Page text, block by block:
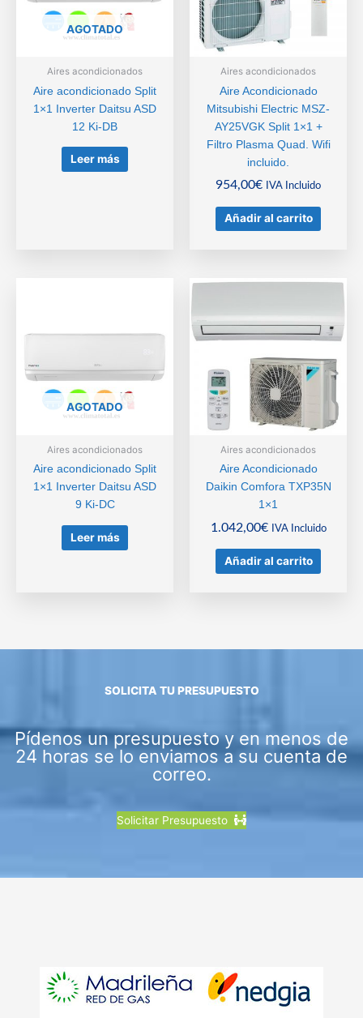
AGOTADO
Aires acondicionados
Aire acondicionado Split
1×1 Inverter Daitsu ASD
12 Ki-DB
Leer más
Aires acondicionados
Aire Acondicionado
Mitsubishi Electric MSZ-
AY25VGK Split 1×1 +
Filtro Plasma Quad. Wifi
incluido.
954,00€ IVA Incluido
Añadir al carrito
AGOTADO
Aires acondicionados
Aire acondicionado Split
1×1 Inverter Daitsu ASD
9 Ki-DC
Leer más
Aires acondicionados
Aire Acondicionado
Daikin Comfora TXP35N
1×1
1.042,00€ IVA Incluido
Añadir al carrito
SOLICITA TU PRESUPUESTO
Pídenos un presupuesto y en menos de
24 horas se lo enviamos a su cuenta de
correo.
Solicitar Presupuesto